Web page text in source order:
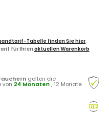
Tabelle finden Sie hier.
für Ihren aktuellen Warenkorb
gelten die
von 24 Monaten , 12 Monate